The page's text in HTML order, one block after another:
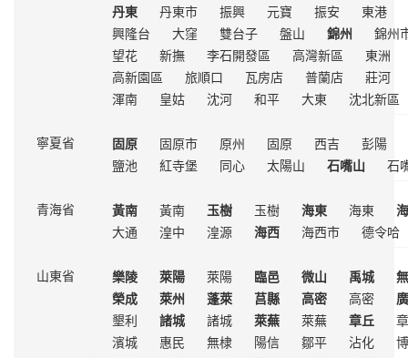
丹東
丹東市 振興 元寶 振安
東港
興隆台
大窪 雙台子 盤山 錦州
錦州
望花
新撫 李石開發區 高灣新區
東洲
高新園區
旅順口 瓦房店 普蘭店
莊河
渾南
皇姑 沈河 和平 大東 沈北新區
寧夏省 固原 固原市 原州 固原 西吉
彭陽
鹽池
紅寺堡 同心 太陽山 石嘴山 石
青海省 黃南 黃南 玉樹 玉樹 海東 海東
大通
湟中 湟源 海西 海西市 德令哈
山東省 樂陵 萊陽 萊陽 臨邑 微山 禹城
榮成
萊州 蓬萊 莒縣 高密 高密
墾利
諸城 諸城 萊蕪 萊蕪 章丘
濱城
惠民 無棣 陽信 鄒平 沾化